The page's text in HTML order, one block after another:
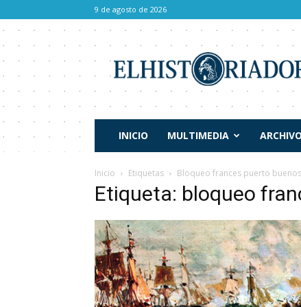
9 de agosto de 2026
Historiador
INICIO MULTIMEDIA ARCHIVO
Inicio Etiquetas Bloqueo frances puerto
Etiqueta: bloqueo